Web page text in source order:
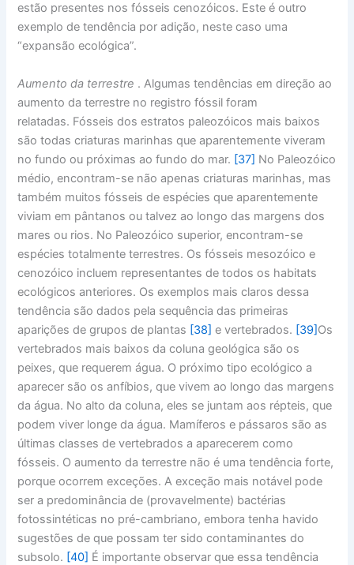
estão presentes nos fósseis cenozóicos. Este é outro
exemplo de tendência por adição, neste caso uma
“expansão ecológica”.
Aumento da terrestre . Algumas tendências em direção ao
aumento da terrestre no registro fóssil foram
relatadas. Fósseis dos estratos paleozóicos mais baixos
são todas criaturas marinhas que aparentemente viveram
no fundo ou próximas ao fundo do mar. [37] No Paleozóico
médio, encontram-se não apenas criaturas marinhas, mas
também muitos fósseis de espécies que aparentemente
viviam em pântanos ou talvez ao longo das margens dos
mares ou rios. No Paleozóico superior, encontram-se
espécies totalmente terrestres. Os fósseis mesozóico e
cenozóico incluem representantes de todos os habitats
ecológicos anteriores. Os exemplos mais claros dessa
tendência são dados pela sequência das primeiras
aparições de grupos de plantas [38] e vertebrados. [39]Os
vertebrados mais baixos da coluna geológica são os
peixes, que requerem água. O próximo tipo ecológico a
aparecer são os anfíbios, que vivem ao longo das margens
da água. No alto da coluna, eles se juntam aos répteis, que
podem viver longe da água. Mamíferos e pássaros são as
últimas classes de vertebrados a aparecerem como
fósseis. O aumento da terrestre não é uma tendência forte,
porque ocorrem exceções. A exceção mais notável pode
ser a predominância de (provavelmente) bactérias
fotossintéticas no pré-cambriano, embora tenha havido
sugestões de que possam ter sido contaminantes do
subsolo. [40] É importante observar que essa tendência